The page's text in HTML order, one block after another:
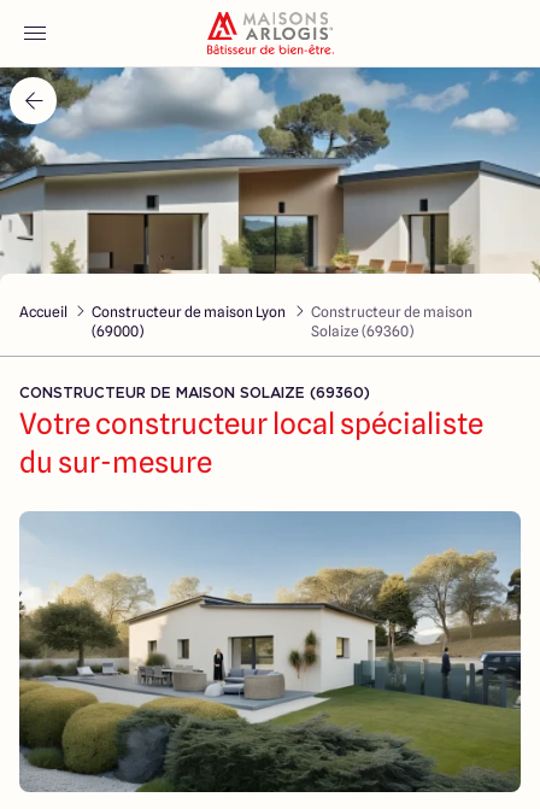
Accueil
Nos maisons
Nos annonces
Votre projet
Qui sommes-nous
69800 Saint Priest
5 4.9
Accueil
Constructeur de maison Lyon
(69000)
Constructeur de maison
Solaize (69360)
CONSTRUCTEUR DE MAISON SOLAIZE (69360)
Votre constructeur local spécialiste
du sur-mesure